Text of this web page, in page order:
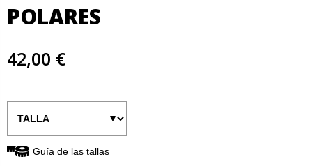
POLARES
42,00 €
Guía de las tallas